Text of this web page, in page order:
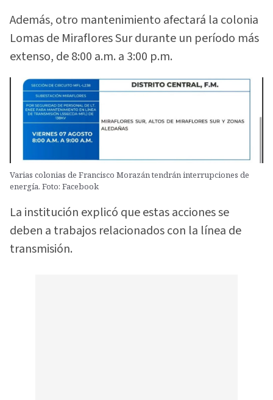
Además, otro mantenimiento afectará la colonia
Lomas de Miraflores Sur durante un período más
extenso, de 8:00 a.m. a 3:00 p.m.
Varias colonias de Francisco Morazán tendrán interrupciones de
energía. Foto: Facebook
La institución explicó que estas acciones se
deben a trabajos relacionados con la línea de
transmisión.